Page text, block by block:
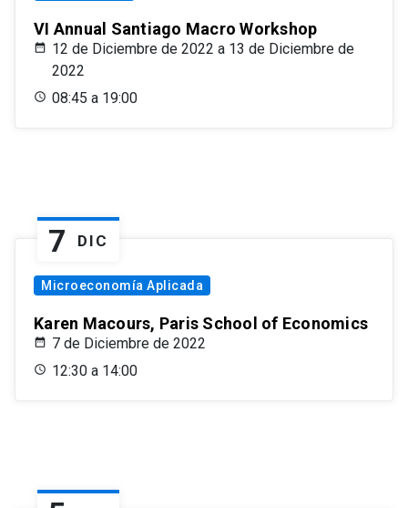
VI Annual Santiago Macro Workshop
12 de Diciembre de 2022 a 13 de Diciembre de
2022
08:45 a 19:00
7 DIC
Microeconomía Aplicada
Karen Macours, Paris School of Economics
7 de Diciembre de 2022
12:30 a 14:00